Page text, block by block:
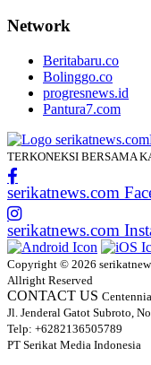
Network
Beritabaru.co
Bolinggo.co
progresnews.id
Pantura7.com
TERKONEKSI BERSAMA
serikatnews.com
serikatnews.com
Copyright © 2026
Allright Reserved
CONTACT US
Jl. Jenderal Gatot Subroto,
Telp: +6282136505789
PT Serikat Media Indonesia